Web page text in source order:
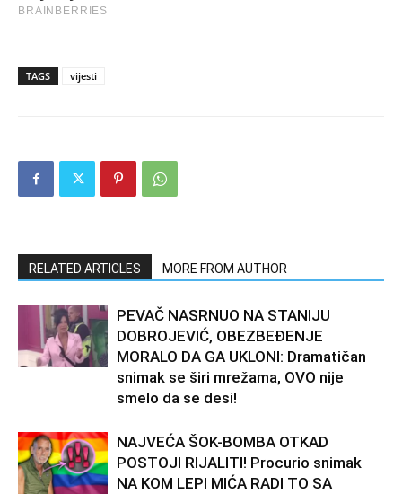
TAGS vijesti
RELATED ARTICLES MORE FROM AUTHOR
PEVAČ NASRNUO NA STANIJU
DOBROJEVIĆ, OBEZBEĐENJE
MORALO DA GA UKLONI: Dramatičan
snimak se širi mrežama, OVO nije
smelo da se desi!
NAJVEĆA ŠOK-BOMBA OTKAD
POSTOJI RIJALITI! Procurio snimak
NA KOM LEPI MIĆA RADI TO SA